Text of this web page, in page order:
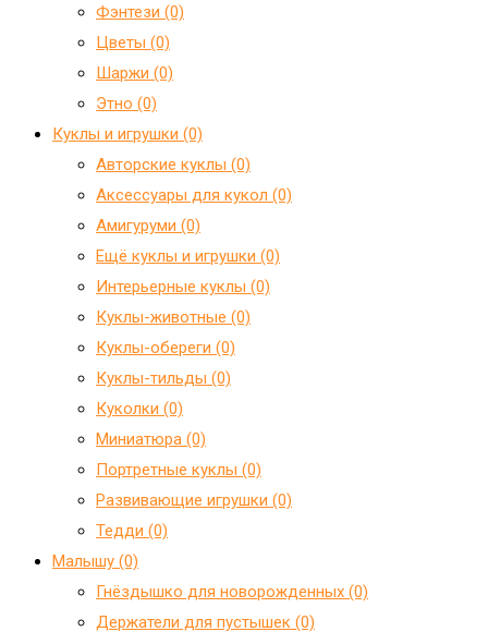
Фэнтези (0)
Цветы (0)
Шаржи (0)
Этно (0)
Куклы и игрушки (0)
Авторские куклы (0)
Аксессуары для кукол (0)
Амигуруми (0)
Ещё куклы и игрушки (0)
Интерьерные куклы (0)
Куклы-животные (0)
Куклы-обереги (0)
Куклы-тильды (0)
Куколки (0)
Миниатюра (0)
Портретные куклы (0)
Развивающие игрушки (0)
Тедди (0)
Малышу (0)
Гнёздышко для новорожденных (0)
Держатели для пустышек (0)